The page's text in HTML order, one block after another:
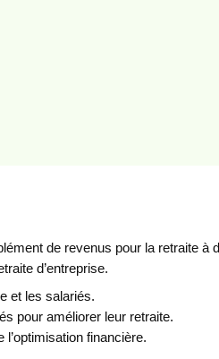
de revenus pour la retraite
d’entreprise.
et les salariés.
pour améliorer leur retraite.
l’optimisation financière.